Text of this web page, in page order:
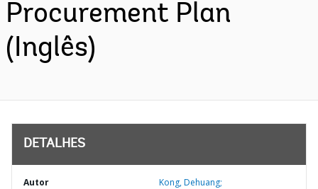
Procurement Plan
(Inglês)
DETALHES
Autor Kong, Dehuang;